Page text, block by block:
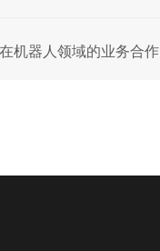
机器人领域的业务合作